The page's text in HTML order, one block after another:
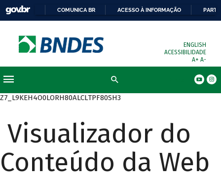
COMUNICA BR ACESSO À INFORMAÇÃO
ENGLISH
ACESSIBILIDADE
A+ A-
Z7_L9KEH4O0LORH80ALCLTPF80SH3
Visualizador do
Conteúdo da Web